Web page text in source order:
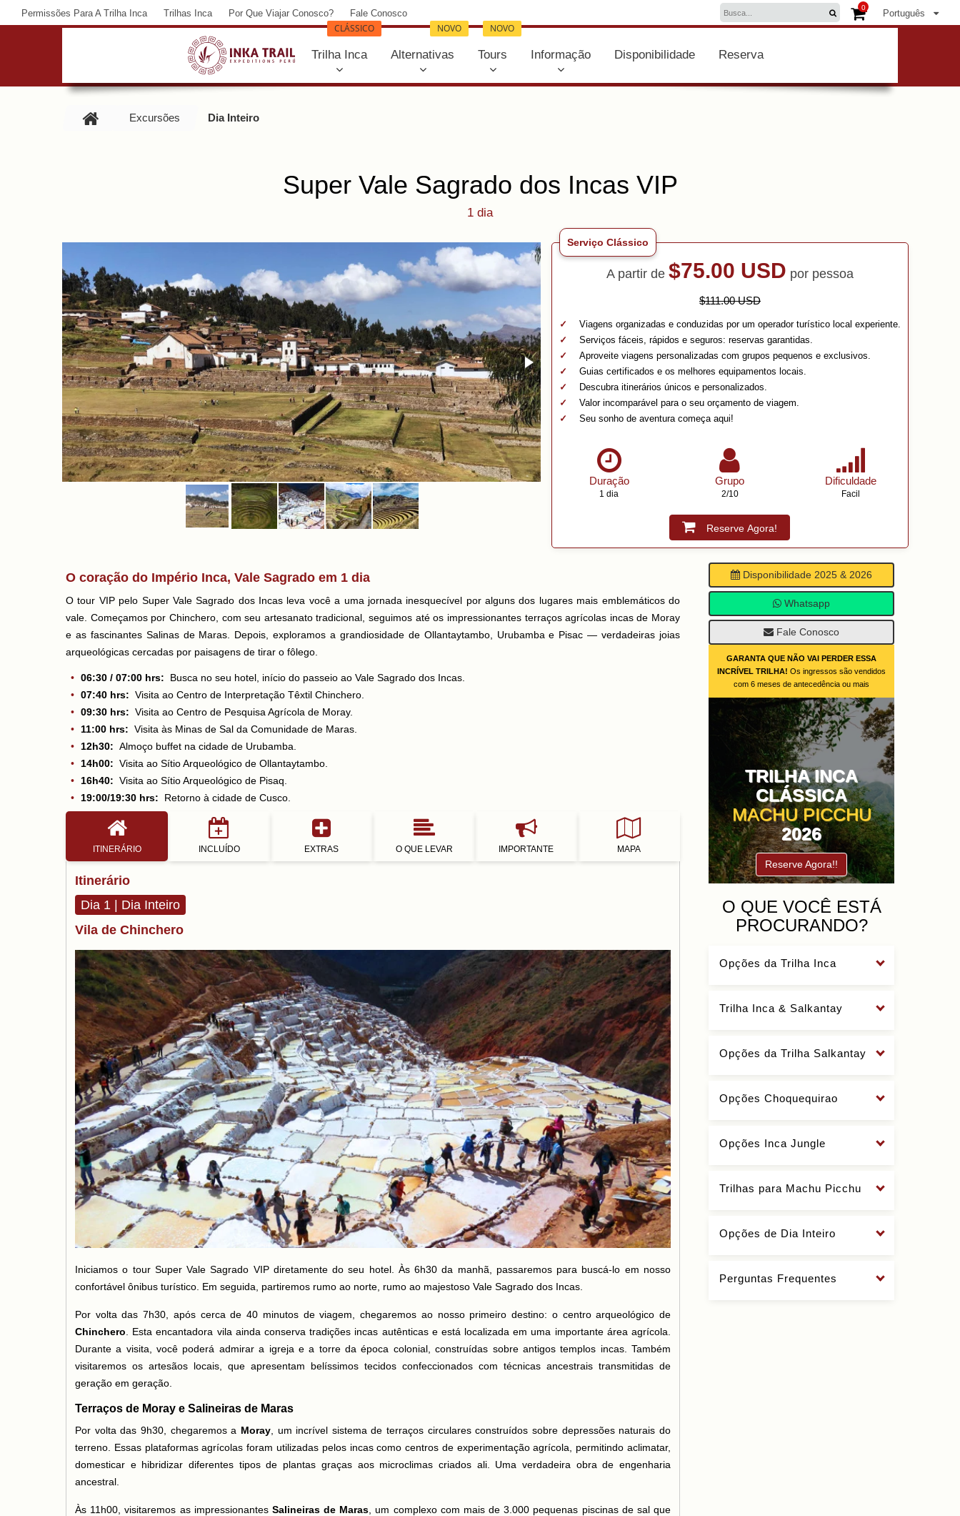
Permissões Para A Trilha Inca Trilhas Inca Por Que Viajar Conosco? Fale Conosco Português
0
Trilha Inca
CLÁSSICO
Alternativas
NOVO
Tours
NOVO
Informação Disponibilidade Reserva
Excursões Dia Inteiro
Super Vale Sagrado dos Incas VIP
1 dia
Serviço Clássico
A partir de $75.00 USD por pessoa
$111.00 USD
Viagens organizadas e conduzidas por um operador turístico local experiente.
Serviços fáceis, rápidos e seguros: reservas garantidas.
Aproveite viagens personalizadas com grupos pequenos e exclusivos.
Guias certificados e os melhores equipamentos locais.
Descubra itinerários únicos e personalizados.
Valor incomparável para o seu orçamento de viagem.
Seu sonho de aventura começa aqui!
Duração
1 dia
Grupo
2/10
Dificuldade
Facil
Reserve Agora!
O coração do Império Inca, Vale Sagrado em 1 dia
O tour VIP pelo Super Vale Sagrado dos Incas leva você a uma jornada inesquecível por alguns dos lugares mais emblemáticos do
vale. Começamos por Chinchero, com seu artesanato tradicional, seguimos até os impressionantes terraços agrícolas incas de Moray
e as fascinantes Salinas de Maras. Depois, exploramos a grandiosidade de Ollantaytambo, Urubamba e Pisac — verdadeiras joias
arqueológicas cercadas por paisagens de tirar o fôlego.
06:30 / 07:00 hrs: Busca no seu hotel, início do passeio ao Vale Sagrado dos Incas.
07:40 hrs: Visita ao Centro de Interpretação Têxtil Chinchero.
09:30 hrs: Visita ao Centro de Pesquisa Agrícola de Moray.
11:00 hrs: Visita às Minas de Sal da Comunidade de Maras.
12h30: Almoço buffet na cidade de Urubamba.
14h00: Visita ao Sítio Arqueológico de Ollantaytambo.
16h40: Visita ao Sítio Arqueológico de Pisaq.
19:00/19:30 hrs: Retorno à cidade de Cusco.
ITINERÁRIO INCLUÍDO EXTRAS O QUE LEVAR IMPORTANTE MAPA
Itinerário
Dia 1 | Dia Inteiro
Vila de Chinchero
Iniciamos o tour Super Vale Sagrado VIP diretamente do seu hotel. Às 6h30 da manhã, passaremos para buscá-lo em nosso
confortável ônibus turístico. Em seguida, partiremos rumo ao norte, rumo ao majestoso Vale Sagrado dos Incas.
Por volta das 7h30, após cerca de 40 minutos de viagem, chegaremos ao nosso primeiro destino: o centro arqueológico de
Chinchero . Esta encantadora vila ainda conserva tradições incas autênticas e está localizada em uma importante área agrícola.
Durante a visita, você poderá admirar a igreja e a torre da época colonial, construídas sobre antigos templos incas. Também
visitaremos os artesãos locais, que apresentam belíssimos tecidos confeccionados com técnicas ancestrais transmitidas de
geração em geração.
Terraços de Moray e Salineiras de Maras
Por volta das 9h30, chegaremos a Moray, um incrível sistema de terraços circulares construídos sobre depressões naturais do
terreno. Essas plataformas agrícolas foram utilizadas pelos incas como centros de experimentação agrícola, permitindo aclimatar,
domesticar e hibridizar diferentes tipos de plantas graças aos microclimas criados ali. Uma verdadeira obra de engenharia
ancestral.
Às 11h00, visitaremos as impressionantes Salineiras de Maras , um complexo com mais de 3.000 pequenas piscinas de sal que
Disponibilidade 2025 & 2026
Whatsapp
Fale Conosco
GARANTA QUE NÃO VAI PERDER ESSA
INCRÍVEL TRILHA! Os ingressos são vendidos
com 6 meses de antecedência ou mais
TRILHA INCA
CLÁSSICA
MACHU PICCHU
2026
Reserve Agora!!
O QUE VOCÊ ESTÁ
PROCURANDO?
Opções da Trilha Inca
Trilha Inca & Salkantay
Opções da Trilha Salkantay
Opções Choquequirao
Opções Inca Jungle
Trilhas para Machu Picchu
Opções de Dia Inteiro
Perguntas Frequentes